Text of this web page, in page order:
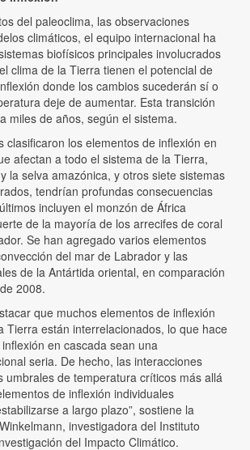
del paleoclima, las observaciones
climáticos, el equipo internacional ha
biofísicos principales involucrados
clima de la Tierra tienen el potencial de
donde los cambios sucederán sí o
deje de aumentar. Esta transición
miles de años, según el sistema.
clasificaron los elementos de inflexión en
afectan a todo el sistema de la Tierra,
la selva amazónica, y otros siete sistemas
tendrían profundas consecuencias
incluyen el monzón de África
de la mayoría de los arrecifes de coral
Se han agregado varios elementos
del mar de Labrador y las
de la Antártida oriental, en comparación
2008.
que muchos elementos de inflexión
Tierra están interrelacionados, lo que hace
en cascada sean una
seria. De hecho, las interacciones
umbrales de temperatura críticos más allá
de inflexión individuales
a largo plazo”, sostiene la
investigadora del Instituto
del Impacto Climático.